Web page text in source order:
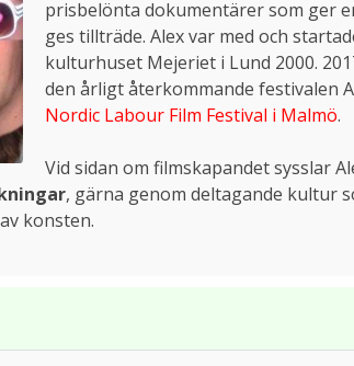
prisbelönta dokumentärer som ger
ges tillträde. Alex var med och
kulturhuset Mejeriet i Lund 2000.
den årligt återkommande festivalen
Nordic Labour Film Festival i Malmö.
Vid sidan om filmskapandet sysslar
, gärna genom deltagande kultur
konsten.